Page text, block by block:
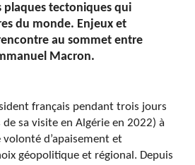
plaques tectoniques qui
du monde. Enjeux et
au sommet entre
Macron.
français pendant trois jours
sa visite en Algérie en 2022) à
volonté d’apaisement et
géopolitique et régional. Depuis